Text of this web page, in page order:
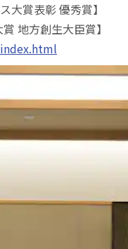
賞表彰 優秀賞】
地方創生大臣賞】